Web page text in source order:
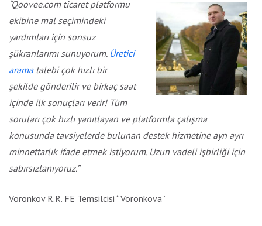
“Qoovee.com ticaret platformu
ekibine mal seçimindeki
yardımları için sonsuz
şükranlarımı sunuyorum. Üretici
aramatalebi çok hızlı bir
şekilde gönderilir ve birkaç saat
içinde ilk sonuçları verir! Tüm
soruları çok hızlı yanıtlayan ve platformla çalışma
konusunda tavsiyelerde bulunan destek hizmetine ayrı ayrı
minnettarlık ifade etmek istiyorum. Uzun vadeli işbirliği için
sabırsızlanıyoruz.”
Voronkov R.R. FE Temsilcisi “Voronkova”